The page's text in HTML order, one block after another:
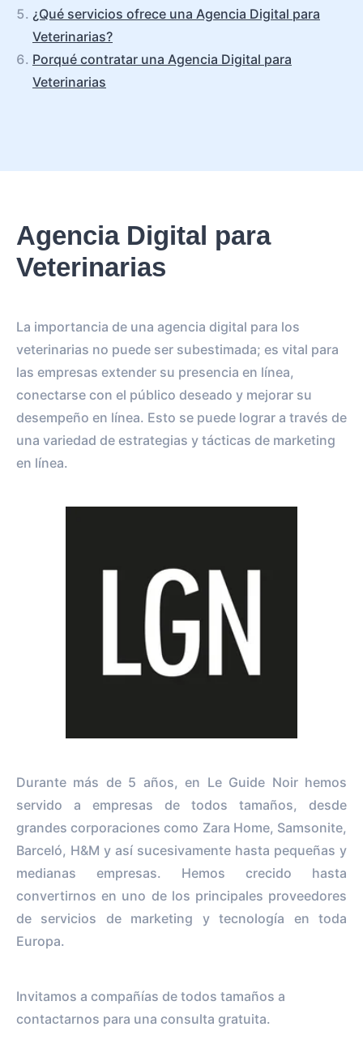
¿Qué servicios ofrece una Agencia Digital para
Veterinarias?
Porqué contratar una Agencia Digital para
Veterinarias
Agencia Digital para
Veterinarias
La importancia de una agencia digital para los
veterinarias no puede ser subestimada; es vital para
las empresas extender su presencia en línea,
conectarse con el público deseado y mejorar su
desempeño en línea. Esto se puede lograr a través de
una variedad de estrategias y tácticas de marketing
en línea.
Durante más de 5 años, en Le Guide Noir hemos
servido a empresas de todos tamaños, desde
grandes corporaciones como Zara Home, Samsonite,
Barceló, H&M y así sucesivamente hasta pequeñas y
medianas empresas. Hemos crecido hasta
convertirnos en uno de los principales proveedores
de servicios de marketing y tecnología en toda
Europa.
Invitamos a compañías de todos tamaños a
contactarnos para una consulta gratuita.